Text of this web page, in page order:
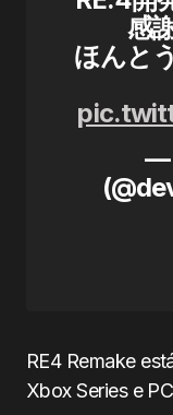
感
ほんと
—
RE4 Remake
Xbox Series e